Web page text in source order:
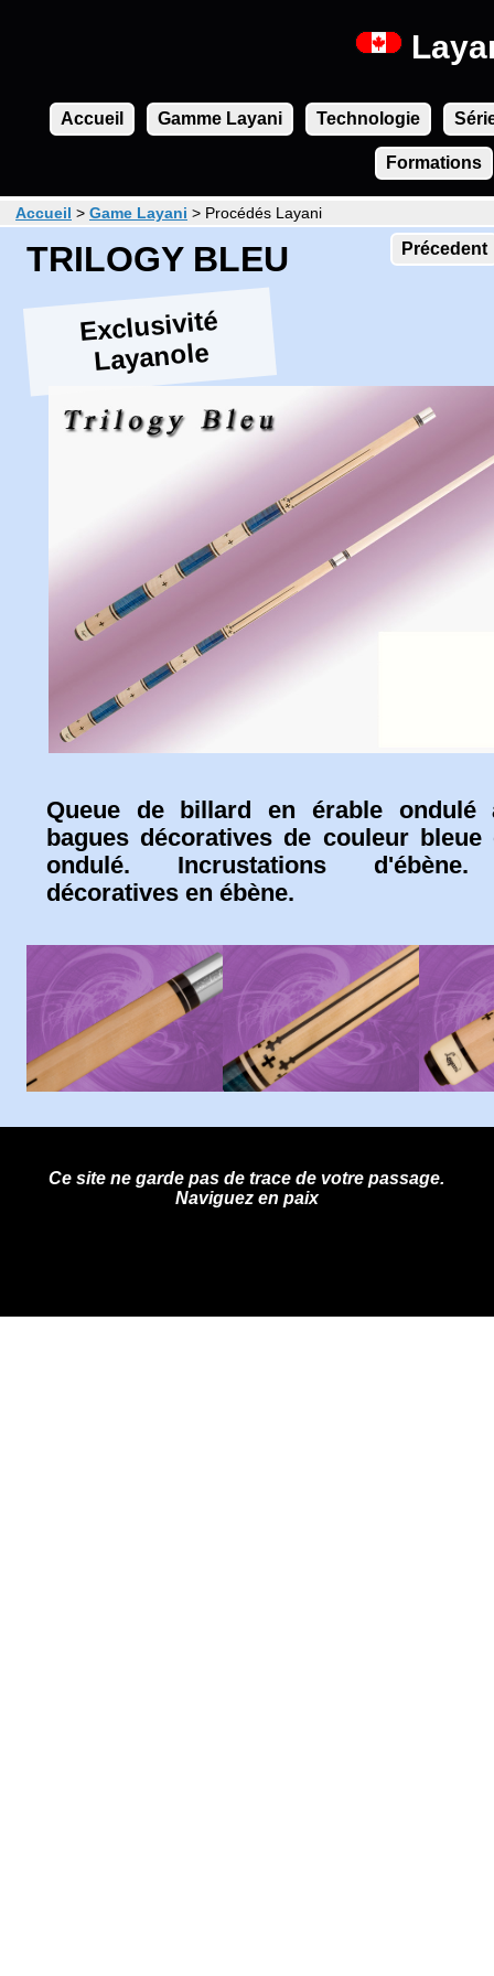
Accueil Gamme Layani Technologie
Formations
Accueil > Game Layani > Procédés Layani
Précedent
Exclusivité
Layanole
TRILOGY BLEU
Queue de billard en érable ondulé
bagues décoratives de couleur bleue
ondulé. Incrustations d'ébène.
décoratives en ébène.
Ce site ne garde pas de trace de votre passage.
Naviguez en paix